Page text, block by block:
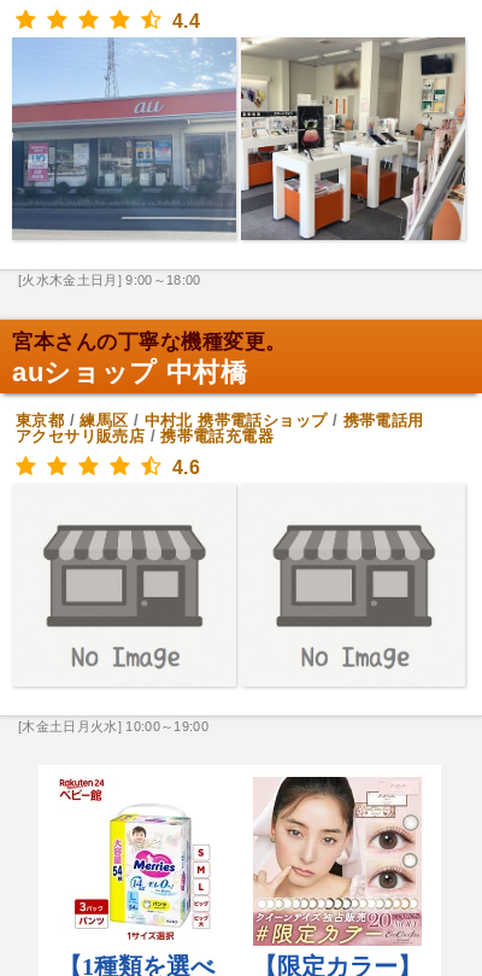
4.4
[火水木金土日月] 9:00～18:00
宮本さんの丁寧な機種変更。
auショップ 中村橋
東京都 /練馬区 / 中村北 携帯電話ショップ/ 携帯電話用
アクセサリ販売店 /携帯電話充電器
4.6
[木金土日月火水] 10:00～19:00